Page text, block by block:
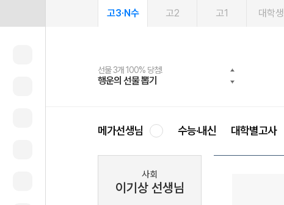
고3·N수 고2 고1 대학생
선물 3개 100% 당첨!
행운의 선물 뽑기
선물 100% 증정!
메가스터디 X 올리브
여름방학 스터디 캐시백
메가런 썸머스쿨
2027 러셀 단과
강사 공개선발
스마트러닝앱
설문 EVENT
메가패스
3일 무료 체험권
메가패스 수강생 무료혜택!
메가클럽 멤버십
사회공헌 캠페인
희망이룸 메가나눔
메가선생님 수능·내신 대학별고사
사회
이기상 선생님